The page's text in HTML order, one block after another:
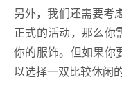
另外，我们还需要考
正式的活动，那么你
你的服饰。但如果你
以选择一双比较休闲